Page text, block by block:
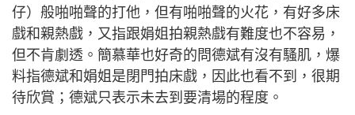
仔）般啪啪聲的打他，但有啪啪聲的火花，有好多床
戲和親熱戲，又指跟娟姐拍親熱戲有難度也不容易，
但不肯劇透。簡慕華也好奇的問德斌有沒有騷肌，爆
料指德斌和娟姐是閉門拍床戲，因此也看不到，很期
待欣賞；德斌只表示未去到要清場的程度。